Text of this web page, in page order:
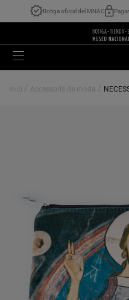
Botiga oficial del MNAC
Inici / Accessoris de moda /